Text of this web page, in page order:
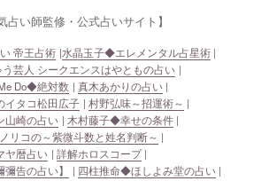
占い師監修・公式占いサイト】
帝王占術 水晶玉子◆エレメンタル占星術
芸人 シークエンスはやともの占い
Do◆絶対数
真木あかりの占い
イタコ松田広子
村野弘味～招運術～
山崎の占い
木村藤子◆幸せの条件
リコの～紫微斗数と姓名判断～
ヤ暦占い
詳解ホロスコープ
告の占い】
四柱推命◆ほしよみ堂の占い